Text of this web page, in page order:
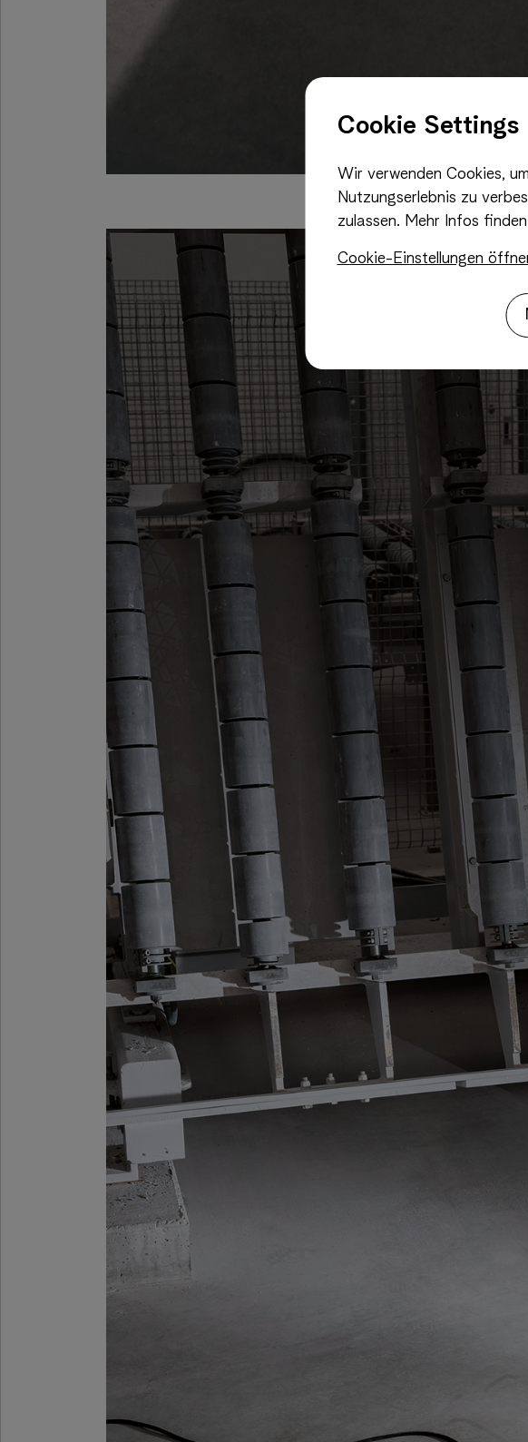
Cookie Settings
Wir verwenden Cookies,
Nutzungserlebnis zu
zulassen. Mehr Infos
Cookie-Einstellungen